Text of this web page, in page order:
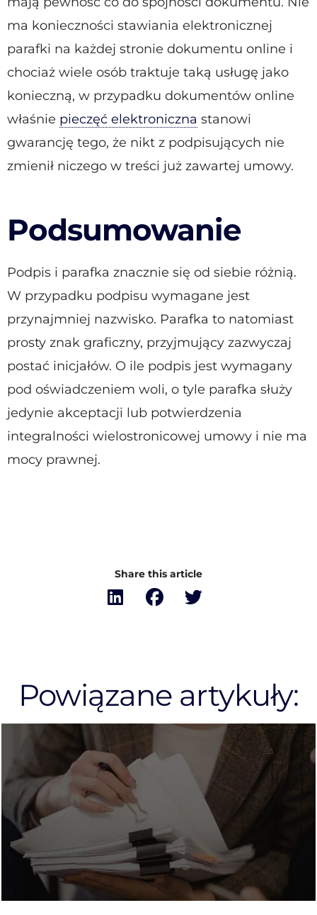
ma konieczności stawiania elektronicznej
parafki na każdej stronie dokumentu online i
chociaż wiele osób traktuje taką usługę jako
konieczną, w przypadku dokumentów online
właśnie pieczęć elektroniczna stanowi
gwarancję tego, że nikt z podpisujących nie
zmienił niczego w treści już zawartej umowy.
Podsumowanie
Podpis i parafka znacznie się od siebie różnią.
W przypadku podpisu wymagane jest
przynajmniej nazwisko. Parafka to natomiast
prosty znak graficzny, przyjmujący zazwyczaj
postać inicjałów. O ile podpis jest wymagany
pod oświadczeniem woli, o tyle parafka służy
jedynie akceptacji lub potwierdzenia
integralności wielostronicowej umowy i nie ma
mocy prawnej.
Share this article
Powiązane artykuły: